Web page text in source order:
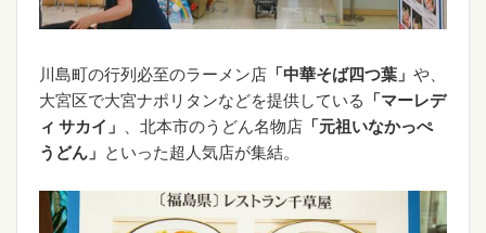
川島町の行列必至のラーメン店 「中華そば四つ葉」 や、
大宮区で大宮ナポリタンなどを提供している
「マーレデ
ィ サカイ」
、北本市のうどん名物店 「元祖いなかっぺ
うどん」 といった超人気店が集結。